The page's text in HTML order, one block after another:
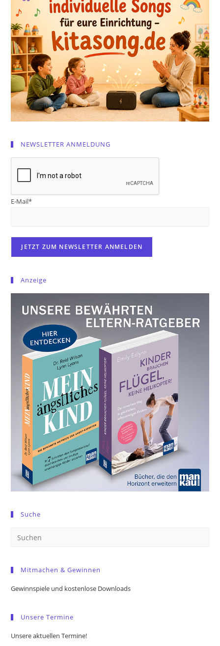
NEWSLETTER ANMELDUNG
E-Mail*
Anzeige
Suche
Mitmachen & Gewinnen
Gewinnspiele und kostenlose Downloads
Unsere Termine
Unsere aktuellen Termine!